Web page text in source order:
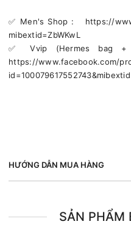
✅️ Men's Shop : https://
mibextid=ZbWKwL
✅️ Vvip (Hermes bag
https://www.facebook.com/
HƯỚNG DẪN MUA HÀNG
SẢN PHẨM